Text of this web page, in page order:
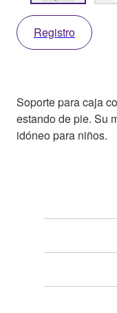
Registro
Soporte para caja
estando de pie. Su
idóneo para niños.